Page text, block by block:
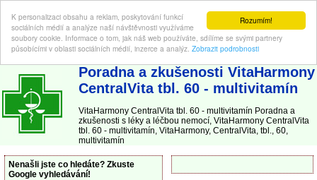
Rozumím!
K personalizaci obsahu a reklam, poskytování funkcí
sociálních médií a analýze naší návštěvnosti využíváme
soubory cookie. Informace o tom, jak náš web používáte, sdílíme se svými partnery
působícími v oblasti sociálních médií, inzerce a analýz. Zobrazit podrobnosti
ABC-LEKARNA.cz | Poradna a zkušenosti s léky a léčbou nemocí
Poradna a zkušenosti VitaHarmony
CentralVita tbl. 60 - multivitamín
VitaHarmony CentralVita tbl. 60 - multivitamín Poradna a
zkušenosti s léky a léčbou nemocí, VitaHarmony CentralVita
tbl. 60 - multivitamín, VitaHarmony, CentralVita, tbl., 60,
multivitamín
Nenašli jste co hledáte? Zkuste
Google vyhledávání!